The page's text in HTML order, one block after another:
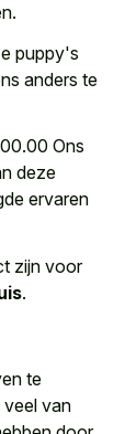
puppy's
anders te
Ons
deze
ervaren
zijn voor
.
te
veel van